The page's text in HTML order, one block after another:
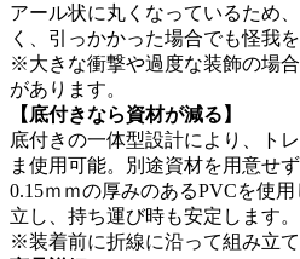
アール状に丸くなっているため
く、引っかかった場合でも怪我
※大きな衝撃や過度な装飾の場
があります。
【底付きなら資材が減る 】
底付きの一体型設計により、ト
ま使用可能。別途資材を用意せ
0.15ｍｍの厚みのあるPVCを使
立し、持ち運び時も安定します。
※装着前に折線に沿って組み立て